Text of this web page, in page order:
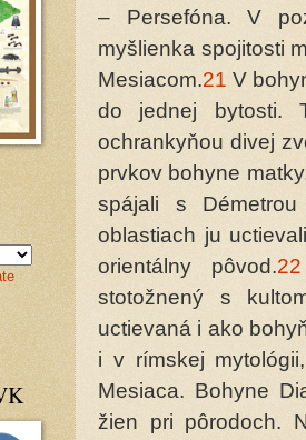
– Persefóna. V
myšlienka spojitosti
Mesiacom.21 V
do jednej bytosti.
ochrankyňou divej
prvkov bohyne
spájali s
oblastiach ju
orientálny pôvod.22
stotožnený s
uctievaná i ako
i v rímskej
Mesiaca. Bohyne
žien pri pôrodoch.